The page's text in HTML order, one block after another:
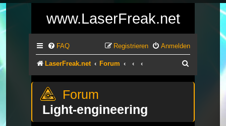
www.LaserFreak.net
FAQ Anmelden
Registrieren
LaserFreak.net Forum
Light-engineering